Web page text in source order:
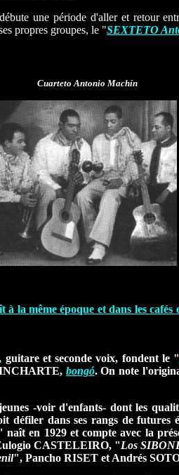
une période d'aller et retour
propres groupes, le "SEXTETO
Cuarteto Antonio Machín
à la même époque et dans les
guitare et seconde voix, fondent le
, bongó. On note
-voir d'enfants- dont les
défiler dans ses rangs de futures
naît en 1929 et compte avec la
CASTELEIRO, "Los
", Pancho RISET et Andrés